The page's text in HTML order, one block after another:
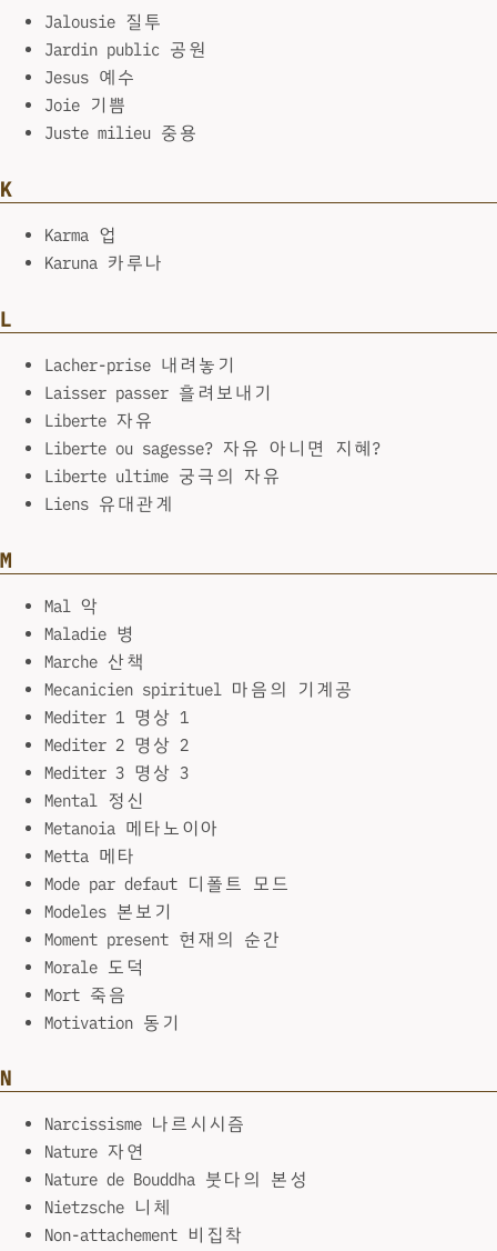
Jalousie 질투
Jardin public 공원
Jesus 예수
Joie 기쁨
Juste milieu 중용
K
Karma 업
Karuna 카루나
L
Lacher-prise 내려놓기
Laisser passer 흘려보내기
Liberte 자유
Liberte ou sagesse? 자유 아니면 지혜?
Liberte ultime 궁극의 자유
Liens 유대관계
M
Mal 악
Maladie 병
Marche 산책
Mecanicien spirituel 마음의 기계공
Mediter 1 명상 1
Mediter 2 명상 2
Mediter 3 명상 3
Mental 정신
Metanoia 메타노이아
Metta 메타
Mode par defaut 디폴트 모드
Modeles 본보기
Moment present 현재의 순간
Morale 도덕
Mort 죽음
Motivation 동기
N
Narcissisme 나르시시즘
Nature 자연
Nature de Bouddha 붓다의 본성
Nietzsche 니체
Non-attachement 비집착